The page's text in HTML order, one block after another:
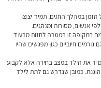
הזמן במהלך החגים. תמיד יצוצו
אנשים, מסורות ומנהגים.
בתקופה זו במטרה לחזות מבעוד
חיוביים כגון מפגשים שהיו
את הילד במצב בחירה אלא לקבוע
כמובן שנדרש גם לתת לילד